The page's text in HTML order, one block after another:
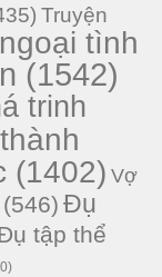
Truyện
tình
(1542)
trinh
(1402) Vợ
(546) Đụ
tập thể